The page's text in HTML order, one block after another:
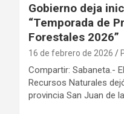
Gobierno deja
“Temporada de
Forestales 2026”
16 de febrero de 2026
Compartir: Sabaneta.-
Recursos Naturales
provincia San Juan de